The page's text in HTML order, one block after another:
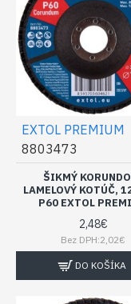
EXTOL PREMIUM
8803473
ŠIKMÝ
LAMELOVÝ KOTÚČ,
P60 EXTOL
2,48€
Bez DPH:2,02€
DO KOŠÍKA